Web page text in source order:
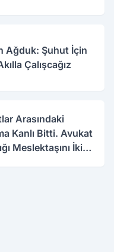
Ağduk: Şuhut İçin
Çalışcağız
Arasındaki
Kanlı Bitti. Avukat
Meslektaşını İki